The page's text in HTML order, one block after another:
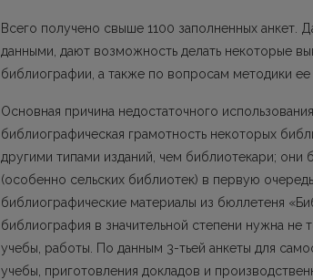
Всего получено свыше 1100 заполненных анкет.
данными, дают возможность делать некоторые
библиографии, а также по вопросам методики ее
Основная причина недостаточного
библиографическая грамотность некоторых
другими типами изданий, чем библиотекари; они
(особенно сельских библиотек) в первую
библиографические материалы из бюллетеня
библиография в значительной степени нужна не
учебы, работы. По данным 3-тьей анкеты для
учебы, приготовления докладов и